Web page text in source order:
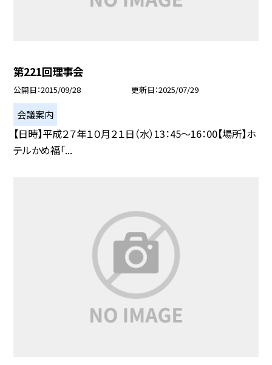
第221回理事会
公開日 2015/09/28 更新日 2025/07/29
会議案内
【日時】平成２７年１０月２１日（水）13：45〜16：00【場所】ホ
テルかめ福「...